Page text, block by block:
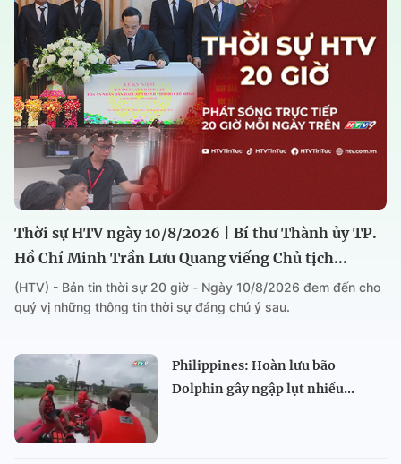
Thời sự HTV ngày 10/8/2026 | Bí thư Thành ủy TP.
Hồ Chí Minh Trần Lưu Quang viếng Chủ tịch...
(HTV) - Bản tin thời sự 20 giờ - Ngày 10/8/2026 đem đến cho
quý vị những thông tin thời sự đáng chú ý sau.
Philippines: Hoàn lưu bão
Dolphin gây ngập lụt nhiều...